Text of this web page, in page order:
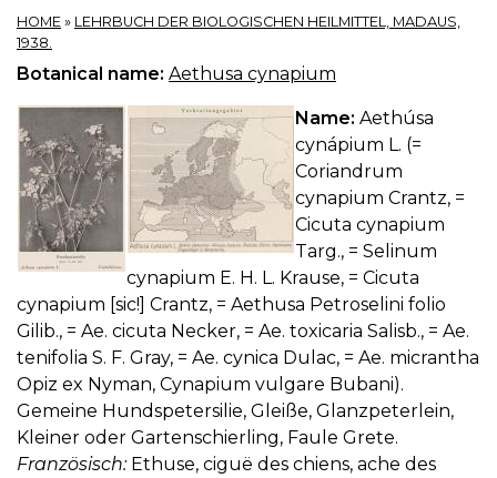
HOME » LEHRBUCH DER BIOLOGISCHEN HEILMITTEL, MADAUS,
1938.
Botanical name: Aethusa cynapium
Name: Aethúsa
cynápium L. (=
Coriandrum
cynapium Crantz, =
Cicuta cynapium
Targ., = Selinum
cynapium E. H. L. Krause, = Cicuta
cynapium [sic!] Crantz, = Aethusa Petroselini folio
Gilib., = Ae. cicuta Necker, = Ae. toxicaria Salisb., = Ae.
tenifolia S. F. Gray, = Ae. cynica Dulac, = Ae. micrantha
Opiz ex Nyman, Cynapium vulgare Bubani).
Gemeine Hundspetersilie, Gleiße, Glanzpeterlein,
Kleiner oder Gartenschierling, Faule Grete.
Französisch:Ethuse, ciguë des chiens, ache des